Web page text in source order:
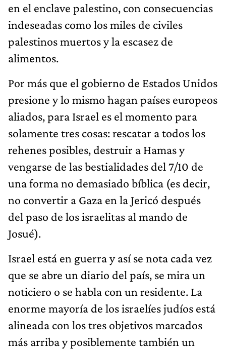
en el enclave palestino, con consecuencias
indeseadas como los miles de civiles
palestinos muertos y la escasez de
alimentos.
Por más que el gobierno de Estados Unidos
presione y lo mismo hagan países europeos
aliados, para Israel es el momento para
solamente tres cosas: rescatar a todos los
rehenes posibles, destruir a Hamas y
vengarse de las bestialidades del 7/10 de
una forma no demasiado bíblica (es decir,
no convertir a Gaza en la Jericó después
del paso de los israelitas al mando de
Josué).
Israel está en guerra y así se nota cada vez
que se abre un diario del país, se mira un
noticiero o se habla con un residente. La
enorme mayoría de los israelíes judíos está
alineada con los tres objetivos marcados
más arriba y posiblemente también un